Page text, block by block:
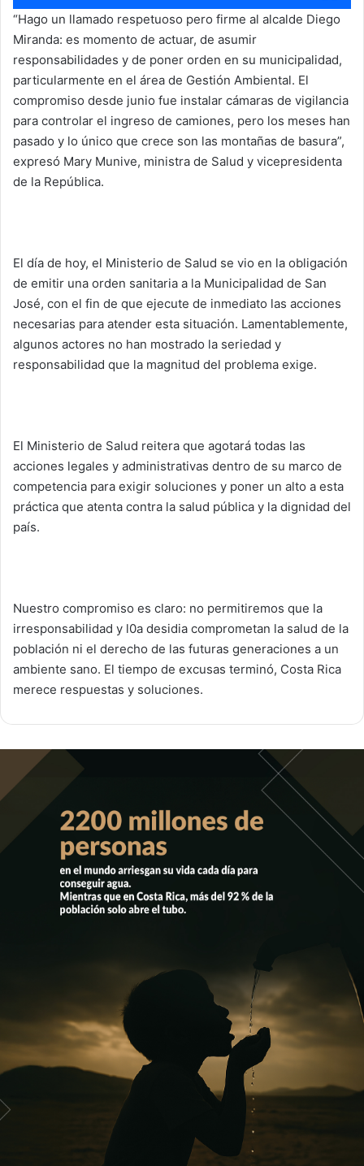
“Hago un llamado respetuoso pero firme al alcalde Diego
Miranda: es momento de actuar, de asumir
responsabilidades y de poner orden en su municipalidad,
particularmente en el área de Gestión Ambiental. El
compromiso desde junio fue instalar cámaras de vigilancia
para controlar el ingreso de camiones, pero los meses han
pasado y lo único que crece son las montañas de basura”,
expresó Mary Munive, ministra de Salud y vicepresidenta
de la República.
El día de hoy, el Ministerio de Salud se vio en la obligación
de emitir una orden sanitaria a la Municipalidad de San
José, con el fin de que ejecute de inmediato las acciones
necesarias para atender esta situación. Lamentablemente,
algunos actores no han mostrado la seriedad y
responsabilidad que la magnitud del problema exige.
El Ministerio de Salud reitera que agotará todas las
acciones legales y administrativas dentro de su marco de
competencia para exigir soluciones y poner un alto a esta
práctica que atenta contra la salud pública y la dignidad del
país.
Nuestro compromiso es claro: no permitiremos que la
irresponsabilidad y l0a desidia comprometan la salud de la
población ni el derecho de las futuras generaciones a un
ambiente sano. El tiempo de excusas terminó, Costa Rica
merece respuestas y soluciones.